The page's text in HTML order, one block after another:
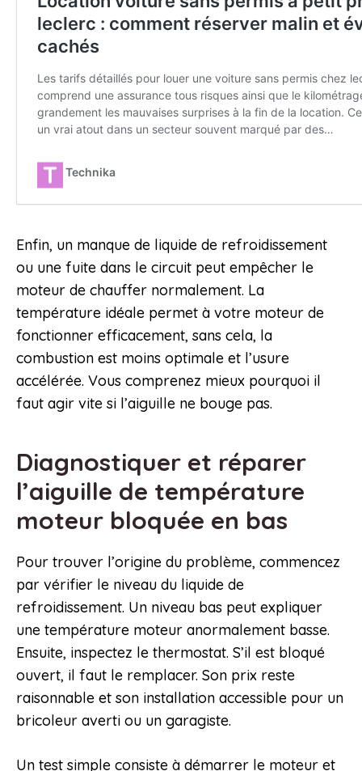
Enfin, un manque de liquide de refroidissement
ou une fuite dans le circuit peut empêcher le
moteur de chauffer normalement. La
température idéale permet à votre moteur de
fonctionner efficacement, sans cela, la
combustion est moins optimale et l’usure
accélérée. Vous comprenez mieux pourquoi il
faut agir vite si l’aiguille ne bouge pas.
Diagnostiquer et réparer
l’aiguille de température
moteur bloquée en bas
Pour trouver l’origine du problème, commencez
par vérifier le niveau du liquide de
refroidissement. Un niveau bas peut expliquer
une température moteur anormalement basse.
Ensuite, inspectez le thermostat. S’il est bloqué
ouvert, il faut le remplacer. Son prix reste
raisonnable et son installation accessible pour un
bricoleur averti ou un garagiste.
Un test simple consiste à démarrer le moteur et